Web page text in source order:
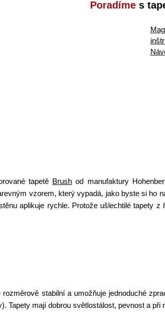
Poradímes
tapetě Brush od manufaktury
vzorem, který vypadá, jako byste si ho
aplikuje rychle. Protože ušlechtilé tapety z
stabilní a umožňuje jednoduché
Tapety mají dobrou světlostálost, pevnost a